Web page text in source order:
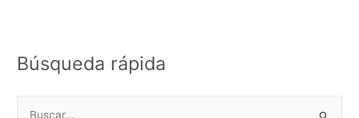
Búsqueda rápida